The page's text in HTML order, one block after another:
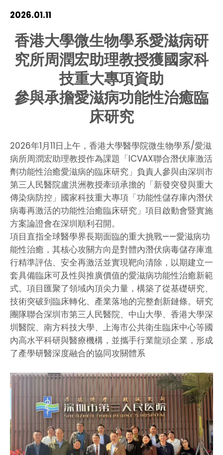
2026.01.11
香港大學微生物學系愛滋病研
究所周潤宏助理教授獲國家科
技重大專項資助
參與承擔愛滋病功能性治癒臨
床研究
2026年1月11日上午，香港大學醫學院微生物學系/愛滋
病所周潤宏助理教授作為課題「ICVAX聯合潛伏庫激活
劑功能性治癒愛滋病的臨床研究」負責人參與由深圳市
第三人民醫院盧洪洲教授牽頭承擔的「新發突發與重大
傳染病防控」國家科技重大專項「功能性儲存庫內潛伏
病毒再激活的功能性治癒臨床研究」項目啟動會暨實施
方案論證會在深圳順利召開。
項目直指全球醫學界長期面臨的重大挑戰——愛滋病功
能性治癒，其核心攻關方向是對體內潛伏病毒儲存庫進
行精準評估、安全再激活並實現靶向清除，以期建立一
套具備臨床可及性與推廣價值的愛滋病功能性治癒新範
式。項目匯聚了領域內頂尖力量，構築了從基礎研究、
技術突破到臨床轉化、產業落地的完整創新鏈條。研究
團隊聯合深圳市第三人民醫院、中山大學、香港大學深
圳醫院、南方科技大學、上海市公共衛生臨床中心等國
內高水平科研與醫療機構，並攜手行業龍頭企業，形成
了產學研醫深度融合的協同攻關體系
HIV / AIDS
Knowledge Exchange